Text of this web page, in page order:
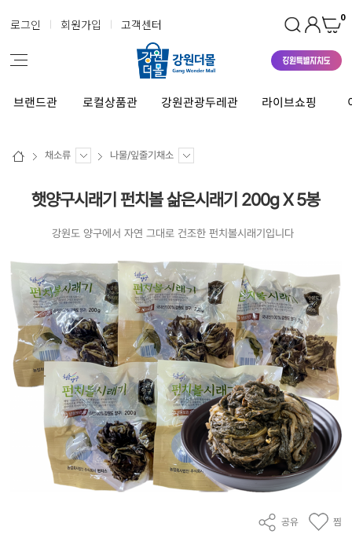
로그인 회원가입 고객센터 0
브랜드관 로컬상품관 강원관광두레관 라이브쇼핑
채소류 나물/잎줄기채소
햇양구시래기 펀치볼 삶은시래기 200g X 5봉
강원도 양구에서 자연 그대로 건조한 펀치볼시래기입니다
공유 찜